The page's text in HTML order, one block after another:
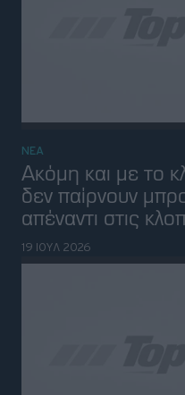
VIRAL
Διακοπές για
Airbnb έχει τη
15 ΙΟΥΛ 2026